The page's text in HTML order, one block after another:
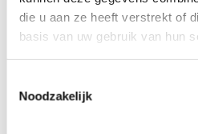
die u aan ze heeft verstrekt of
basis van uw gebruik van hun
Noodzakelijk
waar onze start is, is ontstaan
vlak marktveld aangelegd en
Via de stadsgracht met